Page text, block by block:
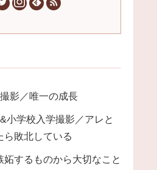
影／唯一の成長
小学校入学撮影／アレと
ら敗北している
するものから大切なこと